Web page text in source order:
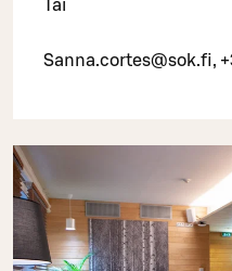
Tai
Sanna.cortes@sok.fi,